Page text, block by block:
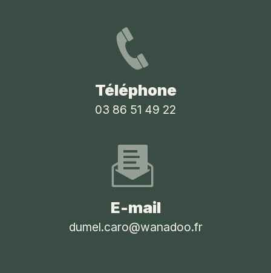
Téléphone
03 86 51 49 22
E-mail
dumel.caro@wanadoo.fr